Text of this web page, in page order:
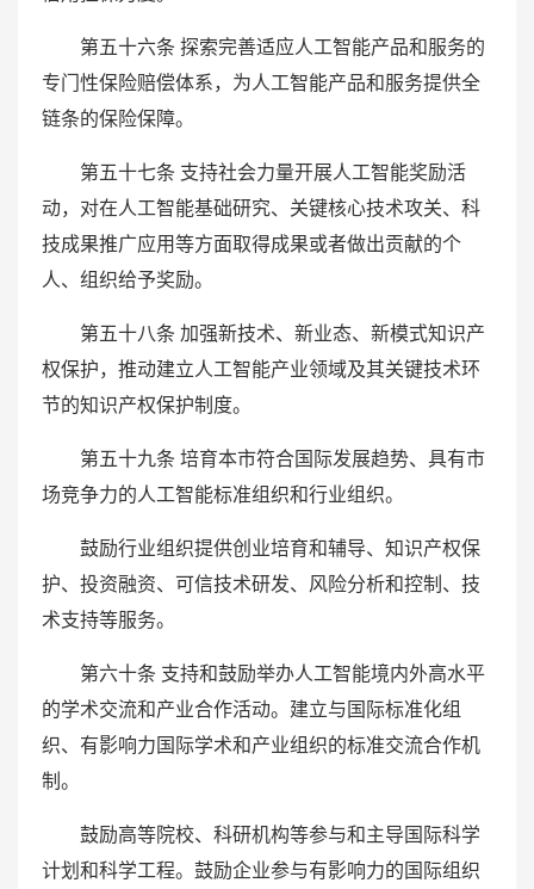
第五十六条 探索完善适应人工智能产品和服务的
专门性保险赔偿体系，为人工智能产品和服务提供全
链条的保险保障。
第五十七条 支持社会力量开展人工智能奖励活
动，对在人工智能基础研究、关键核心技术攻关、科
技成果推广应用等方面取得成果或者做出贡献的个
人、组织给予奖励。
第五十八条 加强新技术、新业态、新模式知识产
权保护，推动建立人工智能产业领域及其关键技术环
节的知识产权保护制度。
第五十九条 培育本市符合国际发展趋势、具有市
场竞争力的人工智能标准组织和行业组织。
鼓励行业组织提供创业培育和辅导、知识产权保
护、投资融资、可信技术研发、风险分析和控制、技
术支持等服务。
第六十条 支持和鼓励举办人工智能境内外高水平
的学术交流和产业合作活动。建立与国际标准化组
织、有影响力国际学术和产业组织的标准交流合作机
制。
鼓励高等院校、科研机构等参与和主导国际科学
计划和科学工程。鼓励企业参与有影响力的国际组织